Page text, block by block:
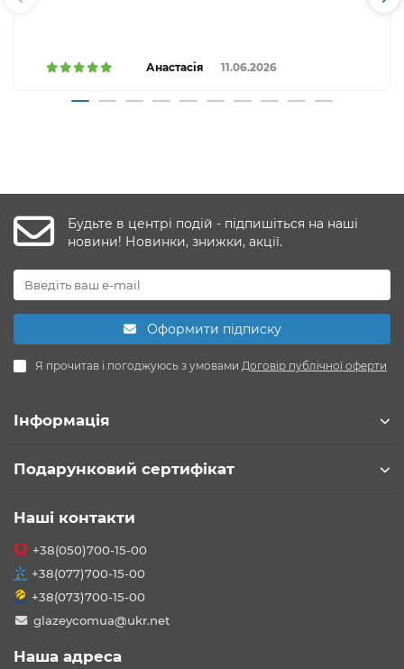
Анастасія 11.06.2026
Будьте в центрі подій - підпишіться на наші
новини! Новинки, знижки, акції.
Оформити підписку
Я прочитав і погоджуюсь з умовами Договір публічної оферти
Інформація
Подарунковий сертифікат
Наші контакти
+38(050)700-15-00
+38(077)700-15-00
+38(073)700-15-00
glazeycomua@ukr.net
Наша адреса